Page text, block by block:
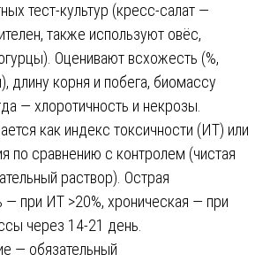
тест-культур (кресс-салат —
также используют овёс,
Оценивают всхожесть (%,
длину корня и побега, биомассу
— хлоротичность и некрозы.
как индекс токсичности (ИТ) или
по сравнению с контролем (чистая
раствор). Острая
— при ИТ >20%, хроническая — при
через 14-21 день.
— обязательный